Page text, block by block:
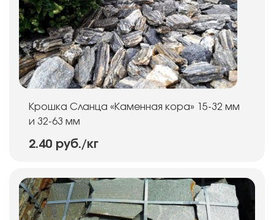
Крошка Сланца «Каменная кора» 15-32 мм
и 32-63 мм
2.40 руб./кг